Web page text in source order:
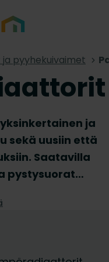
pyyhekuivaimet
ja
sekä uusiin että
Saatavilla
pystysuorat
että
tunnusomainen